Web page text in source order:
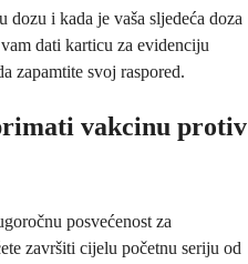
dozu i kada je vaša sljedeća doza
dati karticu za evidenciju
zapamtite svoj raspored.
vakcinu protiv
posvećenost za
završiti cijelu početnu seriju od